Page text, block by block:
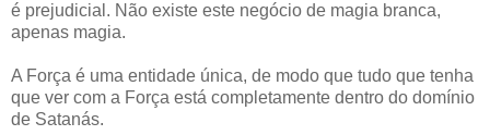
é prejudicial. Não existe este negócio de magia branca,
apenas magia.
A Força é uma entidade única, de modo que tudo que tenha
que ver com a Força está completamente dentro do domínio
de Satanás.